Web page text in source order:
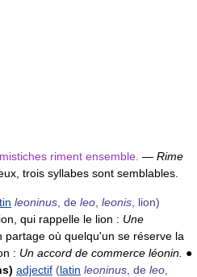
riment ensemble. — Rime
trois syllabes sont semblables.
leoninus , de leo leonis , lion)
qui rappelle le lion : Une
partage où quelqu'un se réserve la
: Un accord de commerce léonin. ●
adjectif (latin leoninus , de leo